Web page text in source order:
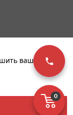
0
Разработка сайта –
ваш